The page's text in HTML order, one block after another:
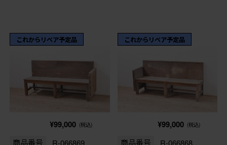
これからリペア予定品
¥99,000 (税込)
商品番号 R-066869
これからリペア予定品
¥99,000 (税込)
商品番号 R-066868